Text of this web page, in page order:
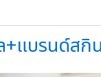
+แบรนด์สกิ